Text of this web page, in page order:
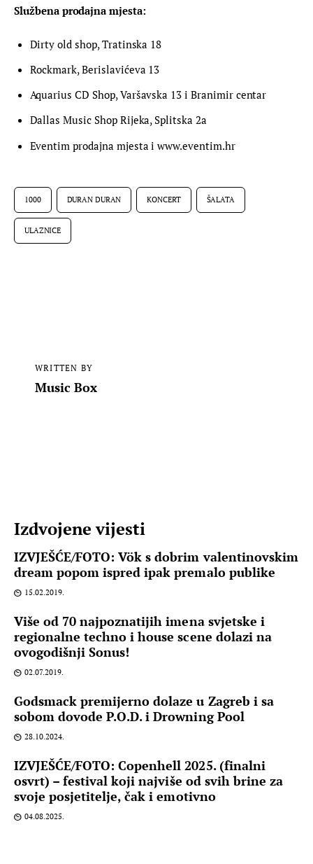
Službena prodajna mjesta:
Dirty old shop, Tratinska 18
Rockmark, Berislavićeva 13
Aquarius CD Shop, Varšavska 13 i Branimir centar
Dallas Music Shop Rijeka, Splitska 2a
Eventim prodajna mjesta i www.eventim.hr
1000 DURAN DURAN KONCERT ŠALATA
ULAZNICE
WRITTEN BY
Music Box
Izdvojene vijesti
IZVJEŠĆE/FOTO: Vök s dobrim valentinovskim
dream popom ispred ipak premalo publike
15.02.2019.
Više od 70 najpoznatijih imena svjetske i
regionalne techno i house scene dolazi na
ovogodišnji Sonus!
02.07.2019.
Godsmack premijerno dolaze u Zagreb i sa
sobom dovode P.O.D. i Drowning Pool
28.10.2024.
IZVJEŠĆE/FOTO: Copenhell 2025. (finalni
osvrt) – festival koji najviše od svih brine za
svoje posjetitelje, čak i emotivno
04.08.2025.